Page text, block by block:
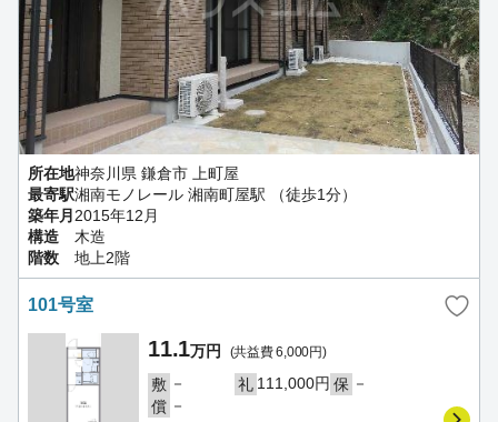
所在地神奈川県 鎌倉市 上町屋
最寄駅湘南モノレール 湘南町屋駅 （徒歩1分）
築年月2015年12月
構造
木造
階数
地上2階
101号室
11.1万円 (共益費 6,000円)
敷 － 礼 111,000円 保 －
償 －